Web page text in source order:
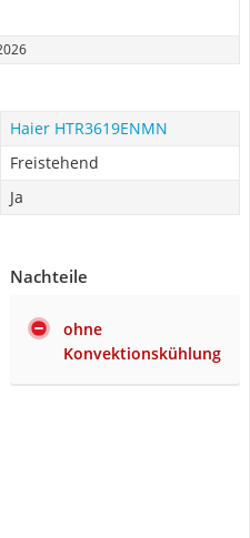
Haier HTR3619ENMN
Freistehend
Ja
Nachteile
ohne
Konvektionskühlung